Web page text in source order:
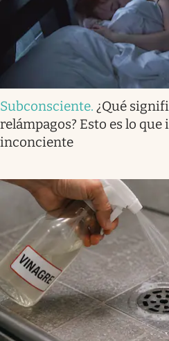
Subconsciente. ¿Qué
relámpagos? Esto es lo
inconciente